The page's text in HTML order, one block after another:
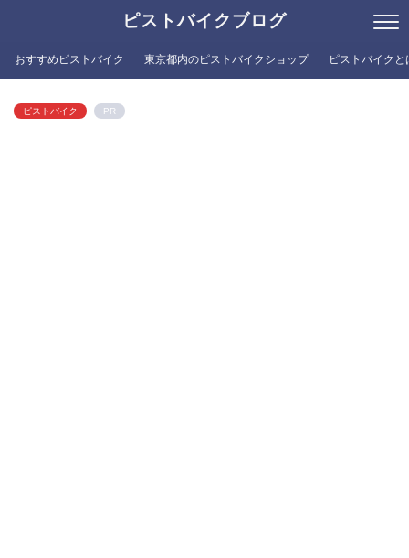
ピストバイクブログ
おすすめピストバイク 東京都内のピストバイクショップ ピストバイクと
ピストバイク PR